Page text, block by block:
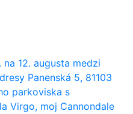
na 12. augusta medzi
Panenská 5, 81103
parkoviska s
Virgo, moj Cannondale